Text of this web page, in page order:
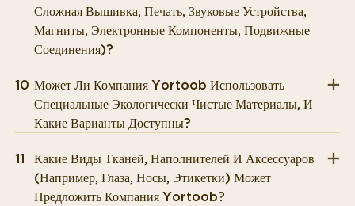
Сложная Вышивка, Печать, Звуковые Устройства,
Магниты, Электронные Компоненты, Подвижные
Соединения)?
10 Может Ли Компания Yortoob Использовать
Специальные Экологически Чистые Материалы, И
Какие Варианты Доступны?
11
Какие Виды Тканей, Наполнителей И Аксессуаров
(например, Глаза, Носы, Этикетки) Может
Предложить Компания Yortoob?